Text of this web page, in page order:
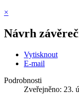
×
Návrh
Vytisknout
E-mail
Podrobnosti
Zveřejněno: 23.